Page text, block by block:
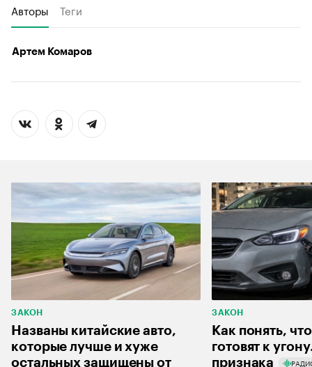
Авторы Теги
Артем Комаров
ЗАКОН
Названы китайские авто,
которые лучше и хуже
остальных защищены от
ЗАКОН
Как понять,
готовят к
признака